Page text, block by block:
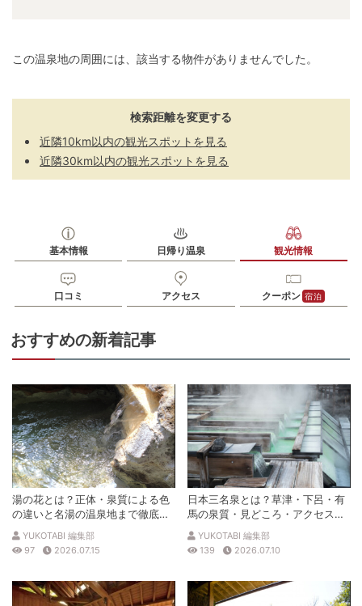
この温泉地の周囲には、該当する物件がありませんでした。
検索距離を変更する
近隣10km以内の観光スポットを見る
近隣30km以内の観光スポットを見る
基本情報 日帰り温泉 観光情報
口コミ アクセス クーポン 宿泊
おすすめの新着記事
湯の花とは？正体・泉質による色
の違いと名湯の温泉地まで徹底解
説
YUKOTABI 編集部
97
2026.07.15
日本三名泉とは？草津・下呂・有
馬の泉質・見どころ・アクセスを
徹底解説
YUKOTABI 編集部
139
2026.07.10